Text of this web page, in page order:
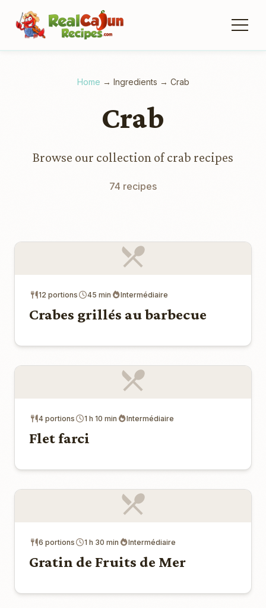
Home → Ingredients → Crab
Crab
Browse our collection of crab recipes
74 recipes
12 portions 45 min Intermédiaire
Crabes grillés au barbecue
4 portions 1 h 10 min Intermédiaire
Flet farci
6 portions 1 h 30 min Intermédiaire
Gratin de Fruits de Mer